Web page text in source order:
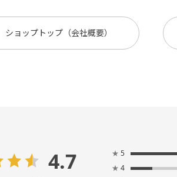
ショップトップ（会社概要）
4.7 ★ 5
★ 4